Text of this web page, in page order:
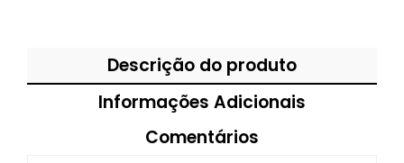
Descrição do produto
Informações Adicionais
Comentários